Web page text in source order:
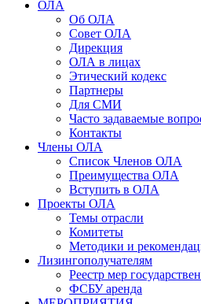
ОЛА
Об ОЛА
Совет ОЛА
Дирекция
ОЛА в лицах
Этический кодекс
Партнеры
Для СМИ
Часто задаваемые
Контакты
Члены ОЛА
Список Членов ОЛА
Преимущества ОЛА
Вступить в ОЛА
Проекты ОЛА
Темы отрасли
Комитеты
Методики и
Лизингополучателям
Реестр мер
ФСБУ аренда